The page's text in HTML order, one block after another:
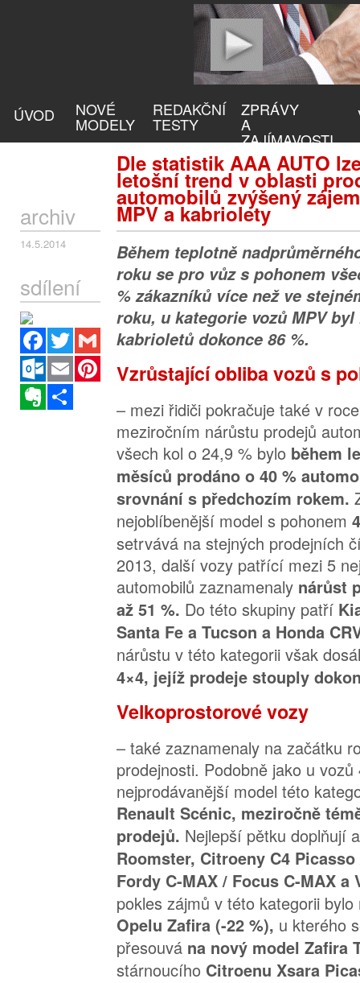
ÚVOD NOVÉ
MODELY
REDAKČNÍ
TESTY
ZPRÁVY
A
ZAJÍMAVOSTI
Dle statistik AAA AUTO
letošní trend v oblasti
automobilů zvýšený
MPV a kabriolety
archiv
14.5.2014
sdílení
Facebook
Twitter
Gmail
Outlook.com
Email
Evernote
Během teplotně
roku se pro vůz s pohonem
% zákazníků více než ve
roku, u kategorie vozů MPV
kabrioletů dokonce 86 %.
Vzrůstající obliba vozů s
– mezi řidiči pokračuje také v
meziročním nárůstu prodejů
všech kol o 24,9 % bylo během
měsíců prodáno o 40 %
srovnání s předchozím rokem.
nejoblíbenější model s pohonem
setrvává na stejných prodejních
2013, další vozy patřící mezi 5
automobilů zaznamenaly nárůst
až 51 %. Do této skupiny patří
Santa Fe a Tucson a Honda
nárůstu v této kategorii však
4×4, jejíž prodeje stouply
Velkoprostorové vozy
– také zaznamenaly na začátku
prodejnosti. Podobně jako u
nejprodávanější model této
Renault Scénic, meziročně
prodejů. Nejlepší pětku doplňují
Roomster, Citroeny C4
Fordy C-MAX / Focus C-MAX a
pokles zájmů v této kategorii
Opelu Zafira (-22 %), u kterého
přesouvá na nový model Zafira
stárnoucího Citroenu Xsara